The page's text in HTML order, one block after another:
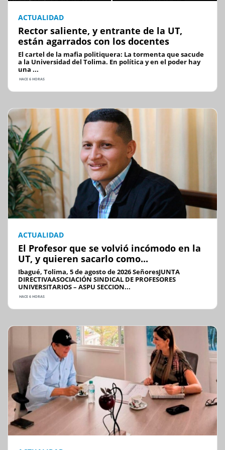
ACTUALIDAD
Rector saliente, y entrante de la UT,
están agarrados con los docentes
El cartel de la mafia politiquera: La tormenta que sacude
a la Universidad del Tolima. En política y en el poder hay
una ...
HACE 6 HORAS
ACTUALIDAD
El Profesor que se volvió incómodo en la
UT, y quieren sacarlo como...
Ibagué, Tolima, 5 de agosto de 2026 SeñoresJUNTA
DIRECTIVAASOCIACIÓN SINDICAL DE PROFESORES
UNIVERSITARIOS – ASPU SECCION...
HACE 6 HORAS